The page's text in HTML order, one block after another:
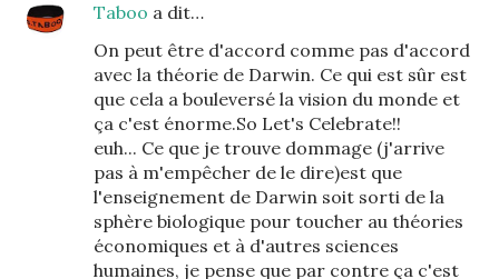
Taboo a dit…
On peut être d'accord comme pas d'accord
avec la théorie de Darwin. Ce qui est sûr est
que cela a bouleversé la vision du monde et
ça c'est énorme.So Let's Celebrate!!
euh... Ce que je trouve dommage (j'arrive
pas à m'empêcher de le dire)est que
l'enseignement de Darwin soit sorti de la
sphère biologique pour toucher au théories
économiques et à d'autres sciences
humaines, je pense que par contre ça c'est